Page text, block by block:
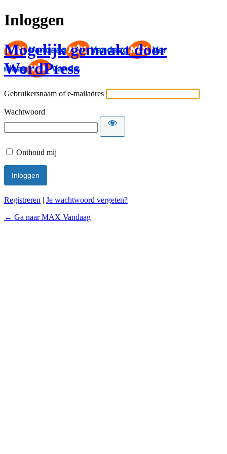
Inloggen
Mogelijk gemaakt door
WordPress
Gebruikersnaam of e-mailadres
Wachtwoord
Onthoud mij
Registreren | Je wachtwoord vergeten?
← Ga naar MAX Vandaag